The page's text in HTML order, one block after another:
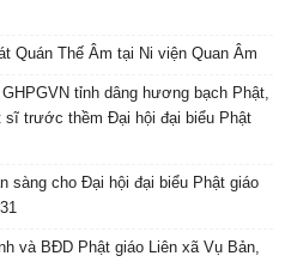
Quán Thế Âm tại Ni viện Quan Âm
tỉnh dâng hương bạch Phật,
sĩ trước thềm Đại hội đại biểu Phật
sàng cho Đại hội đại biểu Phật giáo
và BĐD Phật giáo Liên xã Vụ Bản,